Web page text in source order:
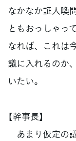
なかなか証人喚
ともおっしゃっ
なれば、これは
議に入れるのか
いたい。
【幹事長】
あまり仮定の